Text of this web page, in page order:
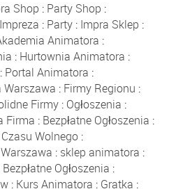
Shop : Party Shop :
Impreza : Party : Impra Sklep :
Animatora :
: Hurtownia Animatora :
: Portal Animatora :
Warszawa : Firmy Regionu :
Firmy: Ogłoszenia :
Firma : Bezpłatne Ogłoszenia :
Wolnego:
: sklep animatora :
Bezpłatne Ogłoszenia :
: Kurs Animatora : Gratka :